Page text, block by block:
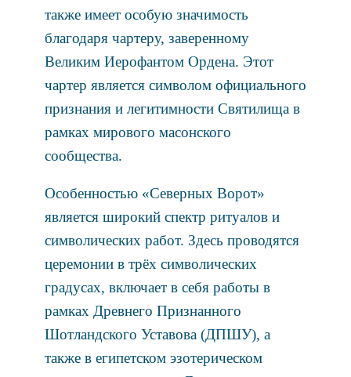
также имеет особую значимость
благодаря чартеру, заверенному
Великим Иерофантом Ордена. Этот
чартер является символом официального
признания и легитимности Святилища в
рамках мирового масонского
сообщества.
Особенностью «Северных Ворот»
является широкий спектр ритуалов и
символических работ. Здесь проводятся
церемонии в трёх символических
градусах, включает в себя работы в
рамках Древнего Признанного
Шотландского Уставова (ДПШУ), а
также в египетском эзотерическом